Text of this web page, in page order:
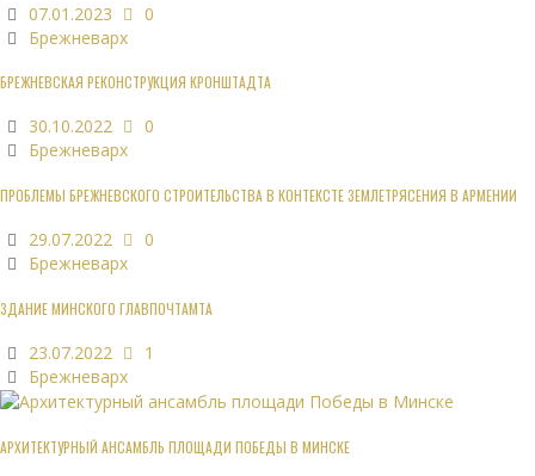
07.01.2023
0
Брежневарх
БРЕЖНЕВСКАЯ РЕКОНСТРУКЦИЯ КРОНШТАДТА
30.10.2022
0
Брежневарх
ПРОБЛЕМЫ БРЕЖНЕВСКОГО СТРОИТЕЛЬСТВА В КОНТЕКСТЕ ЗЕМЛЕТРЯСЕНИЯ В АРМЕНИИ
29.07.2022
0
Брежневарх
ЗДАНИЕ МИНСКОГО ГЛАВПОЧТАМТА
23.07.2022
1
Брежневарх
АРХИТЕКТУРНЫЙ АНСАМБЛЬ ПЛОЩАДИ ПОБЕДЫ В МИНСКЕ